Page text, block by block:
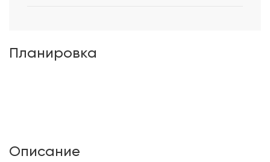
Планировка
Описание